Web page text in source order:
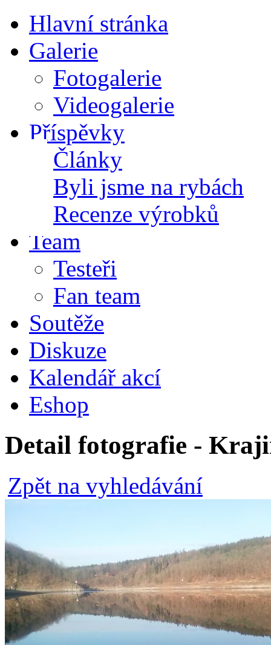
Hlavní stránka
Galerie
Fotogalerie
Videogalerie
Příspěvky
Články
Byli jsme na rybách
Recenze výrobků
Team
Testeři
Fan team
Soutěže
Diskuze
Kalendář akcí
Eshop
Detail fotografie -
Zpět na vyhledávání